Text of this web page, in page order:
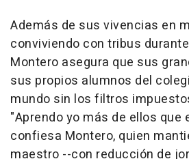
Además de sus vivencias en
conviviendo con tribus
Montero asegura que sus
sus propios alumnos del
mundo sin los filtros
"Aprendo yo más de ellos que
confiesa Montero, quien
maestro --con reducción de